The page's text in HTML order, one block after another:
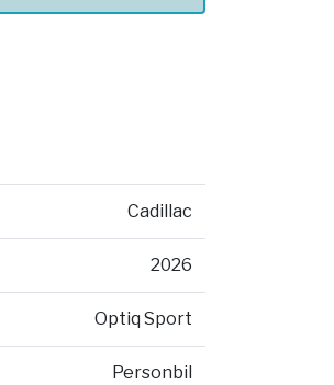
Cadillac
2026
Optiq Sport
Personbil